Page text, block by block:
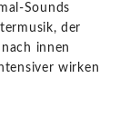
Sounds
der
innen
wirken